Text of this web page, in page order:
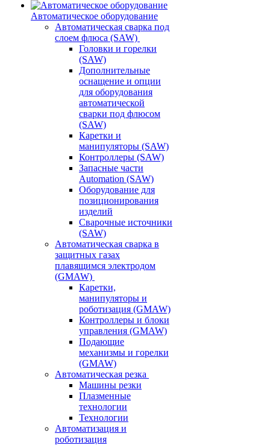
Автоматическое оборудование
Автоматическая сварка под
слоем флюса (SAW)
Головки и горелки
(SAW)
Дополнительные
оснащение и опции
для оборудования
автоматической
сварки под флюсом
(SAW)
Каретки и
манипуляторы (SAW)
Контроллеры (SAW)
Запасные части
Automation (SAW)
Оборудование для
позиционирования
изделий
Сварочные источники
(SAW)
Автоматическая сварка в
защитных газах
плавящимся электродом
(GMAW)
Каретки,
манипуляторы и
роботизация (GMAW)
Контроллеры и блоки
управления (GMAW)
Подающие
механизмы и горелки
(GMAW)
Автоматическая резка
Машины резки
Плазменные
технологии
Технологии
Автоматизация и
роботизация